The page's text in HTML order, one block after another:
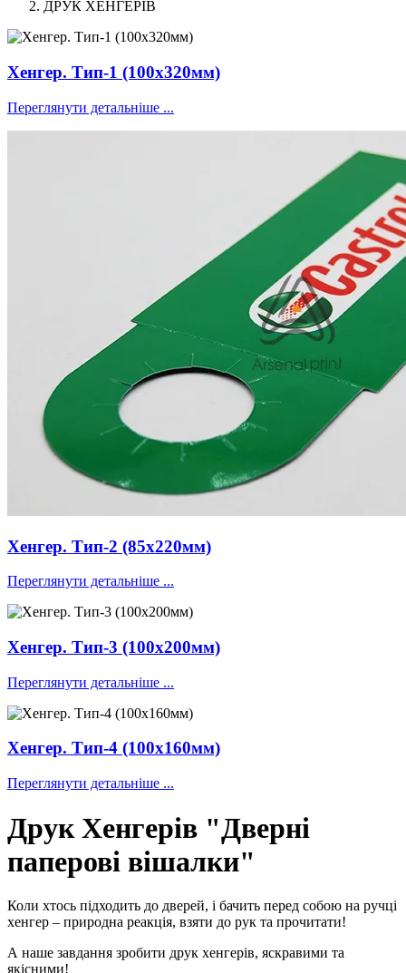
ДРУК ХЕНГЕРІВ
Хенгер. Тип-1 (100х320мм)
Переглянути детальніше ...
Хенгер. Тип-2 (85х220мм)
Переглянути детальніше ...
Хенгер. Тип-3 (100х200мм)
Переглянути детальніше ...
Хенгер. Тип-4 (100х160мм)
Переглянути детальніше ...
Друк Хенгерів "Дверні
паперові вішалки"
Коли хтось підходить до дверей, і бачить перед собою на ручці
хенгер – природна реакція, взяти до рук та прочитати!
А наше завдання зробити друк хенгерів, яскравими та
якісними!